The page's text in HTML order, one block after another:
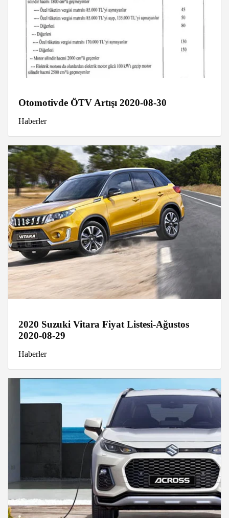
Otomotivde ÖTV Artışı 2020-08-30
Haberler
2020 Suzuki Vitara Fiyat Listesi-Ağustos
2020-08-29
Haberler